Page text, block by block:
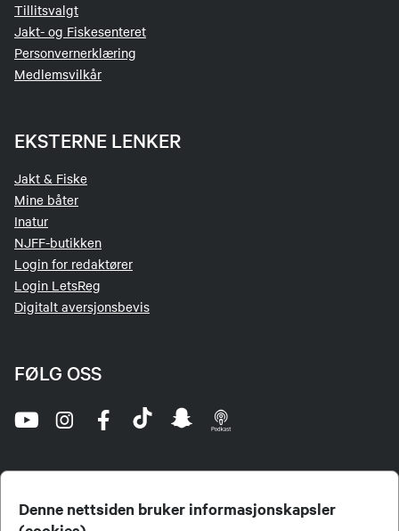
Denne nettsiden bruker informasjonskapsler
Tillitsvalgt
Jakt- og Fiskesenteret
Personvernerklæring
Medlemsvilkår
EKSTERNE LENKER
Jakt & Fiske
Mine båter
Inatur
NJFF-butikken
Login for redaktører
Login LetsReg
Digitalt aversjonsbevis
FØLG OSS